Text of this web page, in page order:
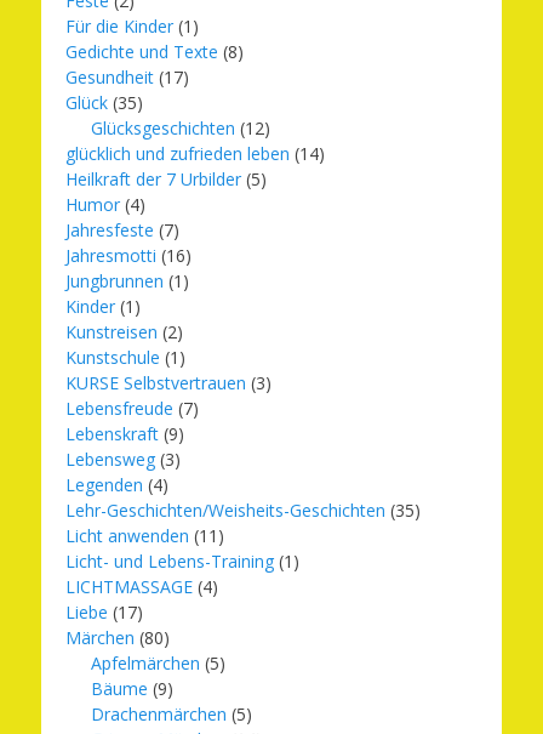
Für die Kinder (1)
Gedichte und Texte (8)
Gesundheit (17)
Glück (35)
Glücksgeschichten (12)
glücklich und zufrieden leben (14)
Heilkraft der 7 Urbilder (5)
Humor (4)
Jahresfeste (7)
Jahresmotti (16)
Jungbrunnen (1)
Kinder (1)
Kunstreisen (2)
Kunstschule (1)
KURSE Selbstvertrauen (3)
Lebensfreude (7)
Lebenskraft (9)
Lebensweg (3)
Legenden (4)
Lehr-Geschichten/Weisheits-Geschichten (35)
Licht anwenden (11)
Licht- und Lebens-Training (1)
LICHTMASSAGE (4)
Liebe (17)
Märchen (80)
Apfelmärchen (5)
Bäume (9)
Drachenmärchen (5)